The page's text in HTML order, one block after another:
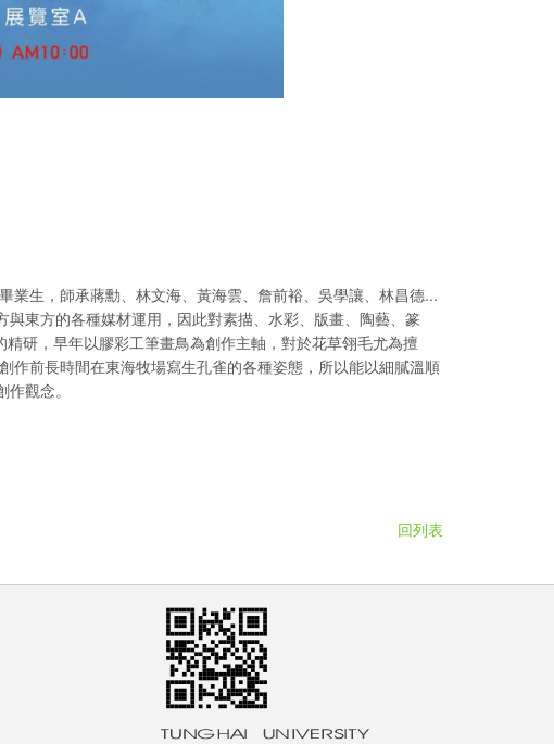
生，師承蔣勳、林文海、黃海雲、詹前裕、吳學讓、林昌德...
東方的各種媒材運用，因此對素描、水彩、版畫、陶藝、篆
研，早年以膠彩工筆畫鳥為創作主軸，對於花草翎毛尤為擅
前長時間在東海牧場寫生孔雀的各種姿態，所以能以細膩溫順
觀念。
回列表